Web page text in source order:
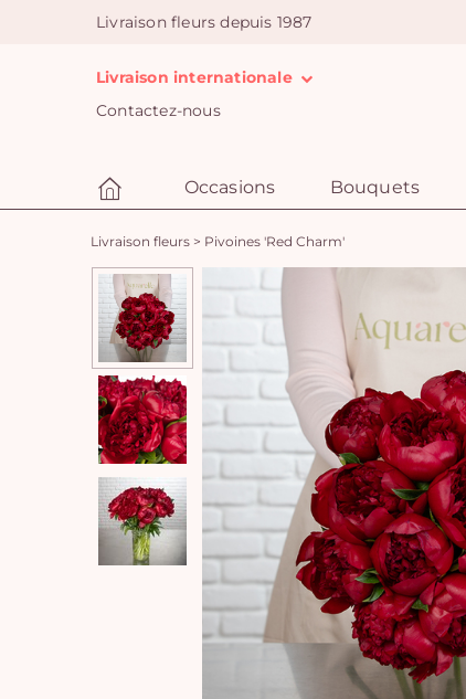
Livraison fleurs depuis 1987
Livraison internationale
Contactez-nous
Occasions Bouquets
Livraison fleurs > Pivoines 'Red Charm'